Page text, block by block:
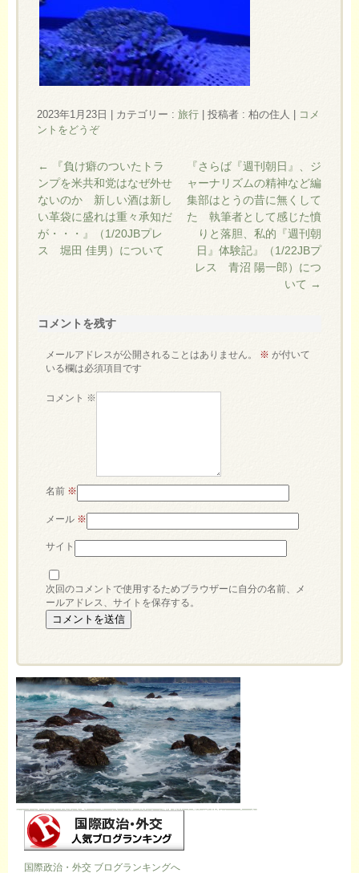
2023年1月23日 | カテゴリー : 旅行 | 投稿者 : 柏の住人 | コメ
ントをどうぞ
←
『負け癖のついたトラ
ンプを米共和党はなぜ外せ
ないのか 新しい酒は新し
い革袋に盛れは重々承知だ
が・・・』（1/20JBプレ
ス 堀田 佳男）について
『さらば『週刊朝日』、ジ
ャーナリズムの精神など編
集部はとうの昔に無くして
た 執筆者として感じた憤
りと落胆、私的『週刊朝
日』体験記』（1/22JBプ
レス 青沼 陽一郎）につ
いて →
コメントを残す
メールアドレスが公開されることはありません。 ※ が付いて
いる欄は必須項目です
コメント ※
名前 ※
メール ※
サイト
次回のコメントで使用するためブラウザーに自分の名前、メ
ールアドレス、サイトを保存する。
国際政治・外交 ブログランキングへ